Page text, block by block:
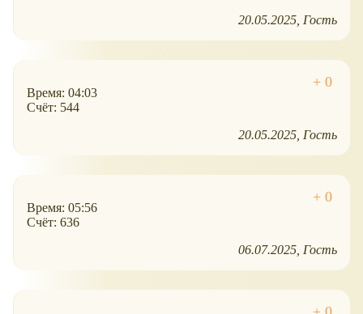
20.05.2025 Гость
Время: 04:03
Счёт: 544
20.05.2025 Гость
Время: 05:56
Счёт: 636
06.07.2025 Гость